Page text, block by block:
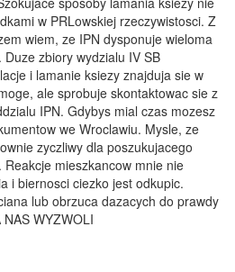
w PRLowskiej rzeczywistosci. Z
wiem, ze IPN dysponuje wieloma
zbiory wydzialu IV SB
i lamanie ksiezy znajduja sie w
ale sprobuje skontaktowac sie z
IPN. Gdybys mial czas mozesz
we Wroclawiu. Mysle, ze
zyczliwy dla poszukujacego
mieszkancow mnie nie
i biernosci ciezko jest odkupic.
lub obrzuca dazacych do prawdy
WYZWOLI